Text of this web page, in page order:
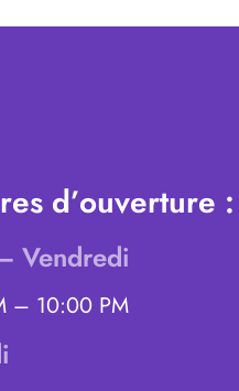
d’ouverture :
Vendredi
– 10:00 PM